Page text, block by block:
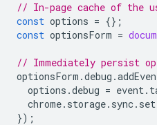
// In-page cache of the
const options = {};
const optionsForm =
// Immediately persist
optionsForm .debug .
options .debug = event.
chrome. storage. sync. set
});